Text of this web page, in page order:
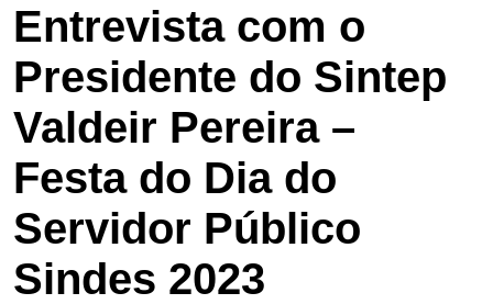
Entrevista com o
Presidente do Sintep
Valdeir Pereira –
Festa do Dia do
Servidor Público
Sindes 2023